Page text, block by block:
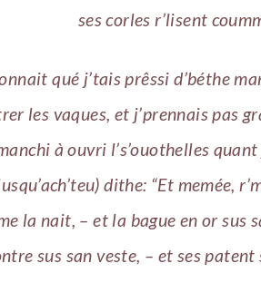
ses corles r’lisent
qué j’tais prêssi d’béthe
les vaques, et j’prennais pas
à ouvri l’s’ouothelles
dithe: “Et memée,
la nait, – et la bague en or sus
sus san veste, – et ses